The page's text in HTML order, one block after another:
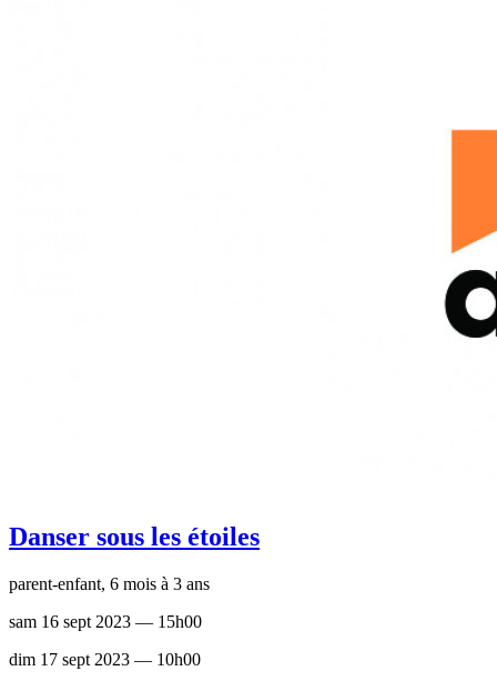
Danser sous les étoiles
parent-enfant, 6 mois à 3 ans
sam 16 sept 2023 — 15h00
dim 17 sept 2023 — 10h00